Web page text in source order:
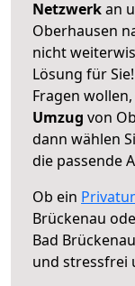
Netzwerkan
Oberhausen
nicht
Lösung für
Fragen wollen,
Umzug von
dann wählen
die passende
Ob ein
Brückenau
Bad
und stressfrei